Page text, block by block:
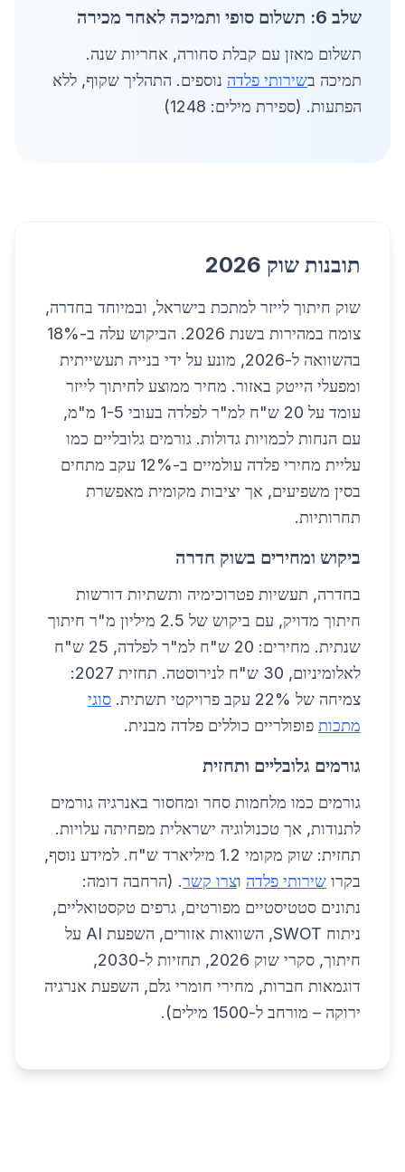
שלב 6: תשלום סופי ותמיכה לאחר מכירה
תשלום מאזן עם קבלת סחורה, אחריות שנה.
תמיכה בשירותי פלדה נוספים. התהליך שקוף, ללא
הפתעות. (ספירת מילים: 1248)
תובנות שוק 2026
שוק חיתוך לייזר למתכת בישראל, ובמיוחד בחדרה,
צומח במהירות בשנת 2026. הביקוש עלה ב-18%
בהשוואה ל-2026, מונע על ידי בנייה תעשייתית
ומפעלי הייטק באזור. מחיר ממוצע לחיתוך לייזר
עומד על 20 ש"ח למ"ר לפלדה בעובי 1-5 מ"מ,
עם הנחות לכמויות גדולות. גורמים גלובליים כמו
עליית מחירי פלדה עולמיים ב-12% עקב מתחים
בסין משפיעים, אך יציבות מקומית מאפשרת
תחרותיות.
ביקוש ומחירים בשוק חדרה
בחדרה, תעשיות פטרוכימיה ותשתיות דורשות
חיתוך מדויק, עם ביקוש של 2.5 מיליון מ"ר חיתוך
שנתית. מחירים: 20 ש"ח למ"ר לפלדה, 25 ש"ח
לאלומיניום, 30 ש"ח לנירוסטה. תחזית 2027:
צמיחה של 22% עקב פרויקטי תשתית.
סוגי
מתכות פופולריים כוללים פלדה מבנית.
גורמים גלובליים ותחזית
גורמים כמו מלחמות סחר ומחסור באנרגיה גורמים
לתנודות, אך טכנולוגיה ישראלית מפחיתה עלויות.
תחזית: שוק מקומי 1.2 מיליארד ש"ח. למידע נוסף,
בקרו שירותי פלדה וצרו קשר. (הרחבה דומה:
נתונים סטטיסטיים מפורטים, גרפים טקסטואליים,
ניתוח SWOT, השוואות אזורים, השפעת AI על
חיתוך, סקרי שוק 2026, תחזיות ל-2030,
דוגמאות חברות, מחירי חומרי גלם, השפעת אנרגיה
ירוקה – מורחב ל-1500 מילים).